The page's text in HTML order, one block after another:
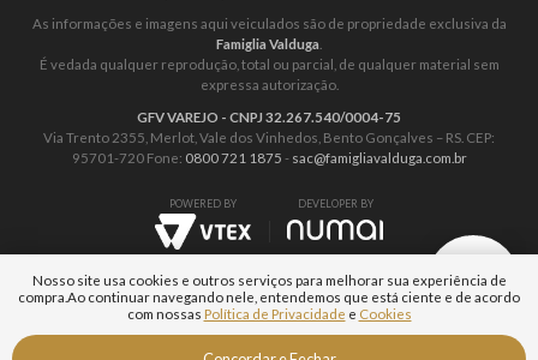
As informações e imagens aqui veiculados são de propriedade exclusiva da
Famiglia Valduga
É vedada qualquer reprodução, total ou parcial, de qualquer material sem
expressa autorização.
GFV VAREJO - CNPJ 32.267.540/0004-75
Via Trento 2355, Merlot, Vale dos Vinhedos, Bento Gonçalves – RS. CEP:
95701-720 Fone: 0800 721 1875 - sac@famigliavalduga.com.br
POWERED BY DEVELOPER BY
Nosso site usa cookies e outros serviços para melhorar sua experiência de
compra. Ao continuar navegando nele, entendemos que está ciente e de acordo
com nossas Política de Privacidade e Cookies